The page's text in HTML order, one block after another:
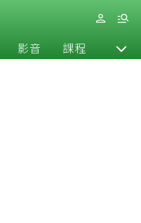
影音 課程 退休